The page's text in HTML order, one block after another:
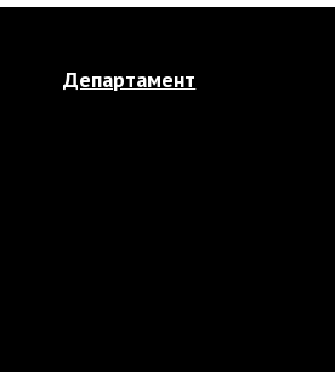
Департамент